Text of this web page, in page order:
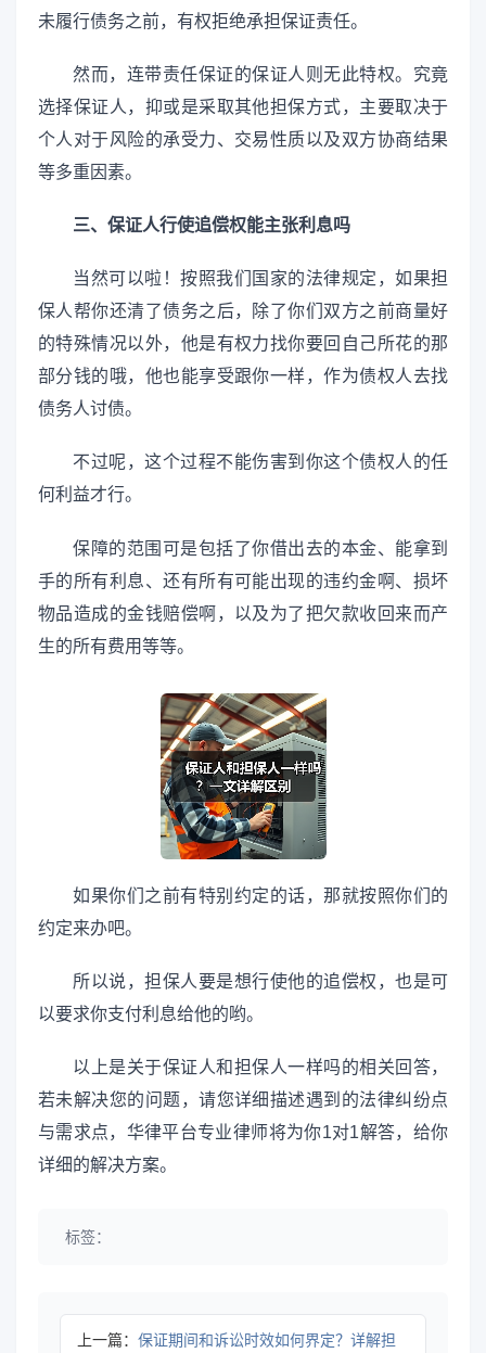
未履行债务之前，有权拒绝承担保证责任。
然而，连带责任保证的保证人则无此特权。究竟
选择保证人，抑或是采取其他担保方式，主要取决于
个人对于风险的承受力、交易性质以及双方协商结果
等多重因素。
三、保证人行使追偿权能主张利息吗
当然可以啦！按照我们国家的法律规定，如果担
保人帮你还清了债务之后，除了你们双方之前商量好
的特殊情况以外，他是有权力找你要回自己所花的那
部分钱的哦，他也能享受跟你一样，作为债权人去找
债务人讨债。
不过呢，这个过程不能伤害到你这个债权人的任
何利益才行。
保障的范围可是包括了你借出去的本金、能拿到
手的所有利息、还有所有可能出现的违约金啊、损坏
物品造成的金钱赔偿啊，以及为了把欠款收回来而产
生的所有费用等等。
如果你们之前有特别约定的话，那就按照你们的
约定来办吧。
所以说，担保人要是想行使他的追偿权，也是可
以要求你支付利息给他的哟。
以上是关于保证人和担保人一样吗的相关回答，
若未解决您的问题，请您详细描述遇到的法律纠纷点
与需求点，华律平台专业律师将为你1对1解答，给你
详细的解决方案。
标签：
上一篇： 保证期间和诉讼时效如何界定？详解担